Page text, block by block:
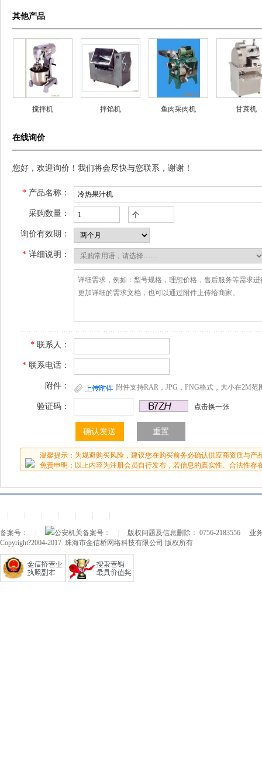
其他产品
搅拌机 拌馅机 鱼肉采肉机 甘蔗机
在线询价
您好，欢迎询价！我们将会尽快与您联系，谢谢！
* 产品名称：
采购数量：
询价有效期：
* 详细说明：
* 联系人：
* 联系电话：
附件： 附件支持RAR，JPG，PNG格式，大小在2M范
验证码： 点击换一张
温馨提示：为规避购买风险，建议您在购买前务必确认供应商资质与产
免责申明：以上内容为注册会员自行发布，若信息的真实性、合法性存
备案号： 公安机关备案号： 版权问题及信息删除： 0756-2183556
业
Copyright?2004-2017 珠海市金信桥网络科技有限公司 版权所有